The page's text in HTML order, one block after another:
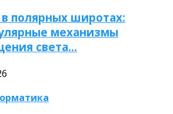
полярных широтах:
механизмы
света…